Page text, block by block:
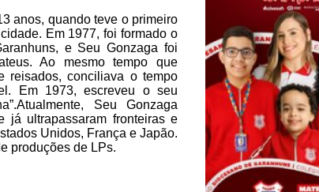
anos, quando teve o primeiro
Em 1977, foi formado o
eSeu Gonzaga foi
Ao mesmo tempo que
reisados, conciliava o tempo
Em 1973, escreveu o seu
Seu Gonzaga
já ultrapassaram fronteiras e
Unidos, França e Japão.
produções de LPs.